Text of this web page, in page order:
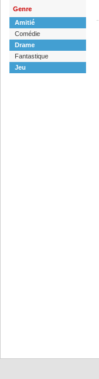
Genre
Amitié
Comédie
Drame
Fantastique
Jeu